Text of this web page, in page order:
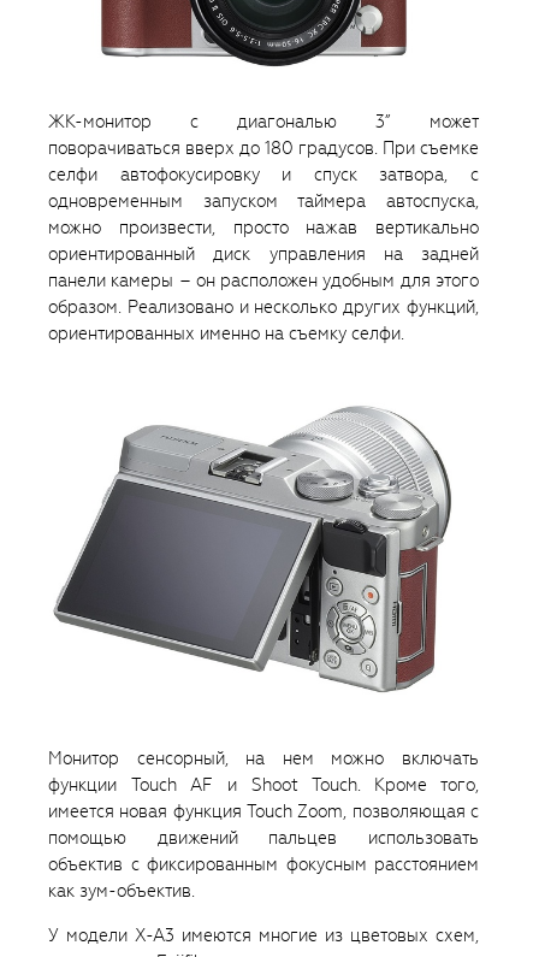
ЖК-монитор с диагональю 3” может
поворачиваться вверх до 180 градусов. При съемке
селфи автофокусировку и спуск затвора, с
одновременным запуском таймера автоспуска,
можно произвести, просто нажав вертикально
ориентированный диск управления на задней
панели камеры – он расположен удобным для этого
образом. Реализовано и несколько других функций,
ориентированных именно на съемку селфи.
Монитор сенсорный, на нем можно включать
функции Touch AF и Shoot Touch. Кроме того,
имеется новая функция Touch Zoom, позволяющая с
помощью движений пальцев использовать
объектив с фиксированным фокусным расстоянием
как зум-объектив.
У модели X-A3 имеются многие из цветовых схем,